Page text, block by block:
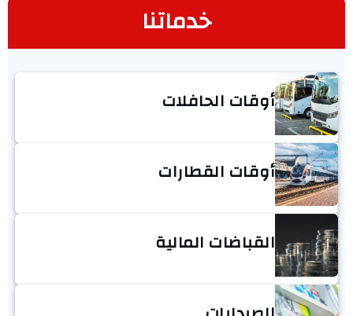
خدماتنا
أوقات الحافلات
أوقات القطارات
القباضات المالية